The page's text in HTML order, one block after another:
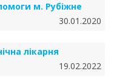
м. Рубіжне
30.01.2020
лікарня
19.02.2022